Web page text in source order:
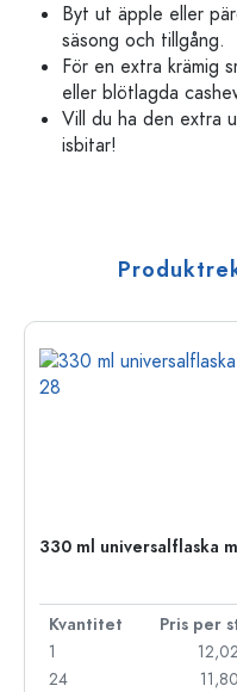
Byt ut äpple eller
säsong och tillgång.
För en extra krämig
eller blötlagda
Vill du ha den extra
isbitar!
330 ml universalflaska
Kvantitet Pris per
1
24